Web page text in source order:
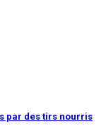
par des tirs nourris